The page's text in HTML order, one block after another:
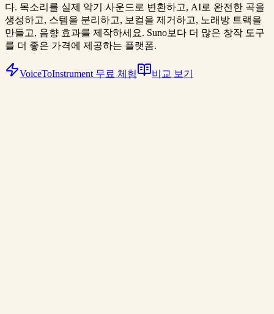
다. 목소리를 실제 악기 사운드로 변환하고, AI로 완전한 곡을
생성하고, 스템을 분리하고, 보컬을 제거하고, 노래방 트랙을
만들고, 음향 효과를 제작하세요. Suno보다 더 많은 창작 도구
를 더 좋은 가격에 제공하는 플랫폼.
VoiceToInstrument 무료 체험 비교 보기